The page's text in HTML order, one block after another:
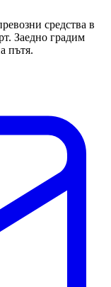
средства в
Заедно градим
пътя.